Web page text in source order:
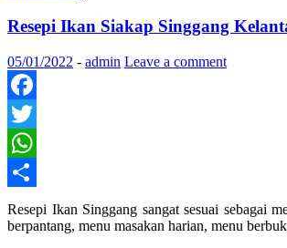
Resepi Ikan Siakap Singgang
05/01/2022 - admin Leave a comment
Facebook
Twitter
WhatsApp
Share
Resepi Ikan Singgang sangat sesuai sebagai
berpantang, menu masakan harian, menu